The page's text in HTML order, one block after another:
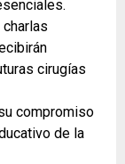
cirugías
compromiso
de la